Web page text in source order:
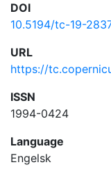
DOI
10.5194/tc-19-
URL
https://
ISSN
1994-0424
Language
Engelsk